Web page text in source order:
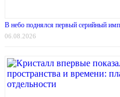
В небо поднялся первый серийный
06.08.2026